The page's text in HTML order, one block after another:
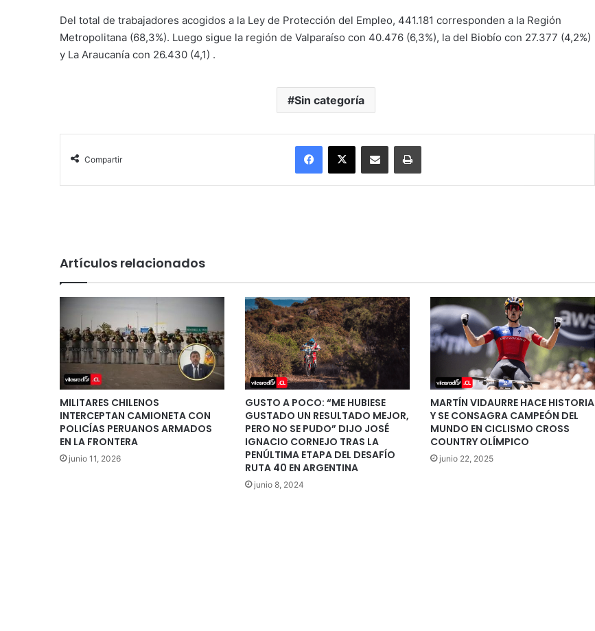
Del total de trabajadores acogidos a la Ley de Protección del Empleo, 441.181 corresponden a la Región
Metropolitana (68,3%). Luego sigue la región de Valparaíso con 40.476 (6,3%), la del Biobío con 27.377 (4,2%)
y La Araucanía con 26.430 (4,1) .
Sin categoría
Compartir
Facebook
X Enviar vía email Imprimir
Artículos relacionados
MILITARES CHILENOS
INTERCEPTAN CAMIONETA CON
POLICÍAS PERUANOS ARMADOS
EN LA FRONTERA
junio 11, 2026
GUSTO A POCO: “ME HUBIESE
GUSTADO UN RESULTADO MEJOR,
PERO NO SE PUDO” DIJO JOSÉ
IGNACIO CORNEJO TRAS LA
PENÚLTIMA ETAPA DEL DESAFÍO
RUTA 40 EN ARGENTINA
junio 8, 2024
MARTÍN VIDAURRE HACE HISTORIA
Y SE CONSAGRA CAMPEÓN DEL
MUNDO EN CICLISMO CROSS
COUNTRY OLÍMPICO
junio 22, 2025